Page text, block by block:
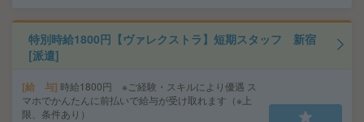
特別時給1800円【ヴァレクストラ】短期スタッフ 新宿
[派遣]
給 与 時給1800円 ※ご経験・スキルにより優遇 ス
マホでかんたんに前払いで給与が受け取れます（※上
限、条件あり）